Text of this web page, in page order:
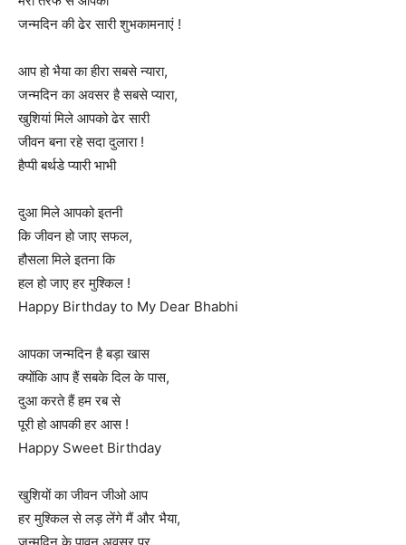
जन्मदिन की ढेर सारी शुभकामनाएं !
आप हो भैया का हीरा सबसे न्यारा,
जन्मदिन का अवसर है सबसे प्यारा,
खुशियां मिले आपको ढेर सारी
जीवन बना रहे सदा दुलारा !
हैप्पी बर्थडे प्यारी भाभी
दुआ मिले आपको इतनी
कि जीवन हो जाए सफल,
हौसला मिले इतना कि
हल हो जाए हर मुश्किल !
Happy Birthday to My Dear Bhabhi
आपका जन्मदिन है बड़ा खास
क्योंकि आप हैं सबके दिल के पास,
दुआ करते हैं हम रब से
पूरी हो आपकी हर आस !
Happy Sweet Birthday
खुशियों का जीवन जीओ आप
हर मुश्किल से लड़ लेंगे मैं और भैया,